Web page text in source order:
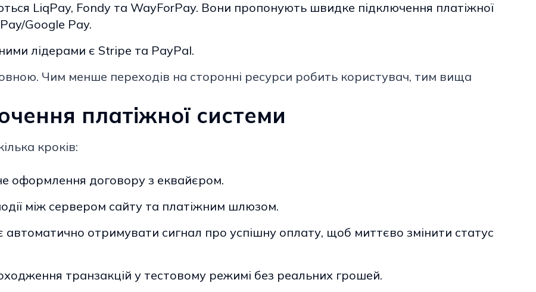
LiqPay, Fondy та WayForPay. Вони пропонують швидке підключення платіжної
Google Pay.
лідерами є Stripe та PayPal.
Чим менше переходів на сторонні ресурси робить користувач, тим вища
платіжної системи
кроків:
оформлення договору з еквайєром.
між сервером сайту та платіжним шлюзом.
автоматично отримувати сигнал про успішну оплату, щоб миттєво змінити статус
транзакцій у тестовому режимі без реальних грошей.